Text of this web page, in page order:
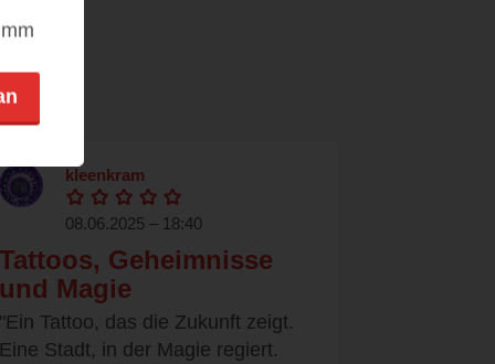
kleenkram
08.06.2025 – 18:40
Tattoos, Geheimnisse
und Magie
"Ein Tattoo, das die Zukunft zeigt.
Eine Stadt, in der Magie regiert.